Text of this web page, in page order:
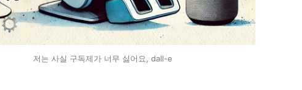
저는 사실 구독제가 너무 싫어요, dall-e